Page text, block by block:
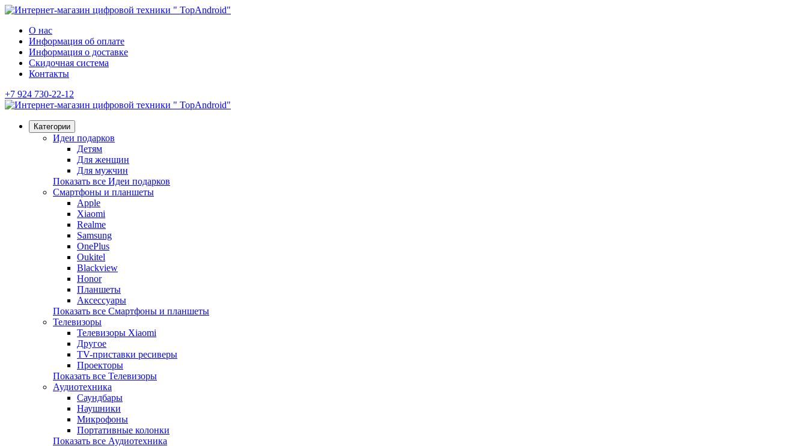
О нас
Информация об оплате
Информация о доставке
Скидочная система
Контакты
+7 924 730-22-12
Категории
Идеи подарков
Детям
Для женщин
Для мужчин
Показать все Идеи подарков
Смартфоны и планшеты
Apple
Xiaomi
Realme
Samsung
OnePlus
Oukitel
Blackview
Honor
Планшеты
Аксессуары
Показать все Смартфоны и планшеты
Телевизоры
Телевизоры Xiaomi
Другое
TV-приставки ресиверы
Проекторы
Показать все Телевизоры
Аудиотехника
Саундбары
Наушники
Микрофоны
Портативные колонки
Показать все Аудиотехника